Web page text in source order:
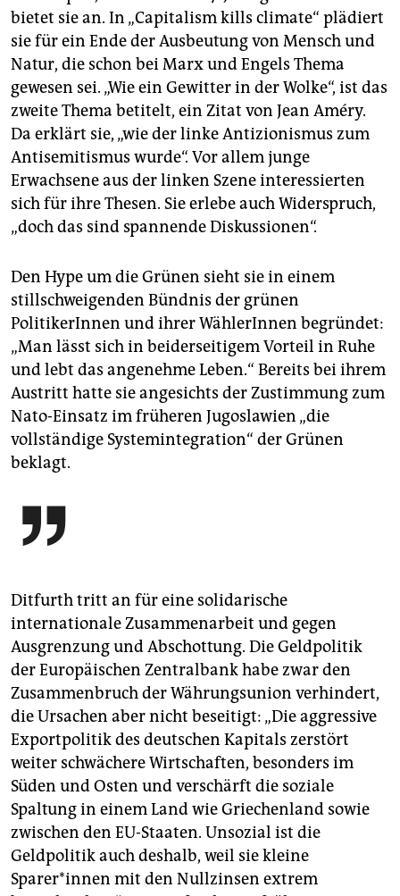
bietet sie an. In „Capitalism kills climate“ plädiert
sie für ein Ende der Ausbeutung von Mensch und
Natur, die schon bei Marx und Engels Thema
gewesen sei. „Wie ein Gewitter in der Wolke“, ist das
zweite Thema betitelt, ein Zitat von Jean Améry.
Da erklärt sie, „wie der linke Antizionismus zum
Antisemitismus wurde“. Vor allem junge
Erwachsene aus der linken Szene interessierten
sich für ihre Thesen. Sie erlebe auch Widerspruch,
„doch das sind spannende Diskussionen“.
Den Hype um die Grünen sieht sie in einem
stillschweigenden Bündnis der grünen
PolitikerInnen und ihrer WählerInnen begründet:
„Man lässt sich in beiderseitigem Vorteil in Ruhe
und lebt das angenehme Leben.“ Bereits bei ihrem
Austritt hatte sie angesichts der Zustimmung zum
Nato-Einsatz im früheren Jugoslawien „die
vollständige Systemintegration“ der Grünen
beklagt.

Ditfurth tritt an für eine solidarische
internationale Zusammenarbeit und gegen
Ausgrenzung und Abschottung. Die Geldpolitik
der Europäischen Zentralbank habe zwar den
Zusammenbruch der Währungsunion verhindert,
die Ursachen aber nicht beseitigt: „Die aggressive
Exportpolitik des deutschen Kapitals zerstört
weiter schwächere Wirtschaften, besonders im
Süden und Osten und verschärft die soziale
Spaltung in einem Land wie Griechenland sowie
zwischen den EU-Staaten. Unsozial ist die
Geldpolitik auch deshalb, weil sie kleine
Sparer*innen mit den Nullzinsen extrem